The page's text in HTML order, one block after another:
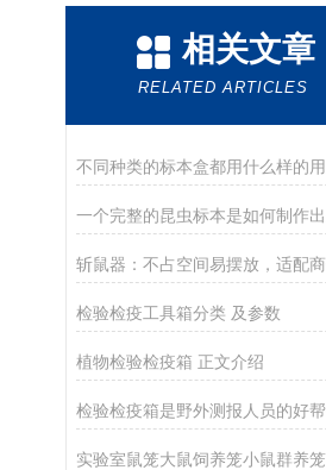
相关文章
RELATED ARTICLES
不同种类的标本盒都用什么样的
一个完整的昆虫标本是如何制作
检验检疫工具箱分类 及参数
植物检验检疫箱 正文介绍
检验检疫箱是野外测报人员的好
实验室鼠笼大鼠饲养笼小鼠群养笼